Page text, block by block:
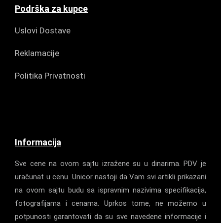
Podrška za kupce
Uslovi Dostave
Reklamacije
Politika Privatnosti
Informacija
Sve cene na ovom sajtu izražene su u dinarima. PDV je
uračunat u cenu. Unicor nastoji da Vam svi artikli prikazani
na ovom sajtu budu sa ispravnim nazivima specifikacija,
fotografijama i cenama. Uprkos tome, ne možemo u
potpunosti garantovati da su sve navedene informacije i